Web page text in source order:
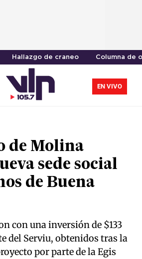
Hallazgo de craneo Columna de
EN VIVO
de Molina
sede social
de Buena
con una inversión de $133
del Serviu, obtenidos tras la
por parte de la Egis